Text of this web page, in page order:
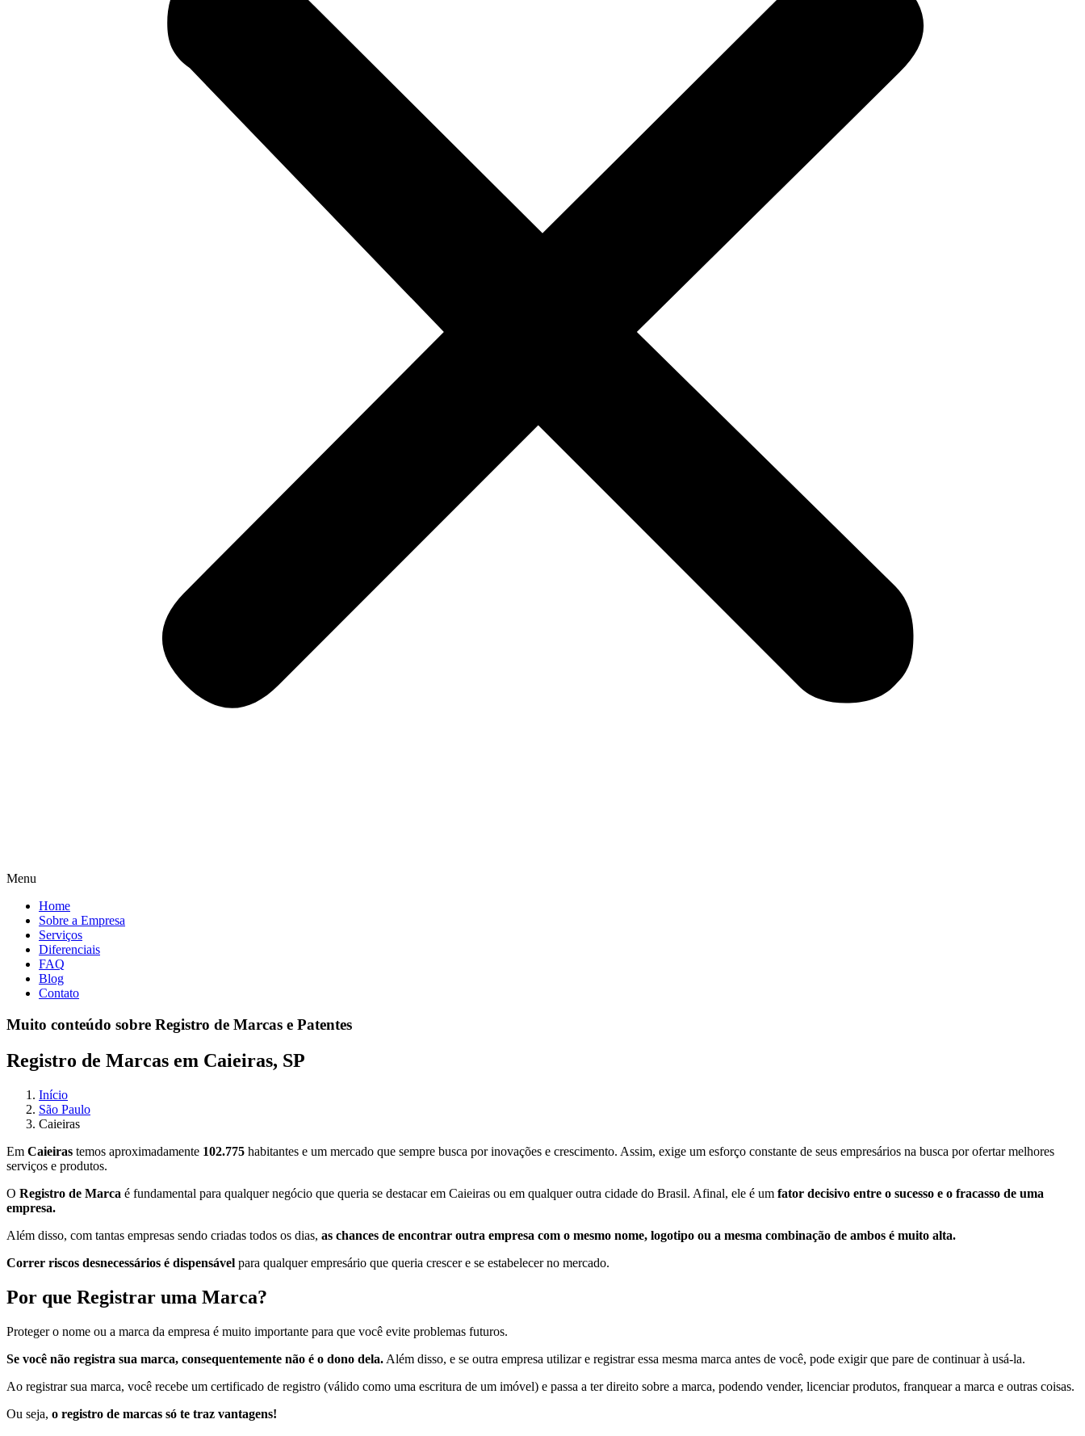
Menu
Home
Sobre a Empresa
Serviços
Diferenciais
FAQ
Blog
Contato
Muito conteúdo sobre Registro de Marcas e Patentes
Registro de Marcas em Caieiras, SP
Início
São Paulo
Caieiras
Em Caieiras temos aproximadamente 102.775 habitantes e um mercado que sempre busca por inovações e crescimento. Assim, exige um esforço constante de seus empresários na busca por ofertar melhores
serviços e produtos.
O Registro de Marca é fundamental para qualquer negócio que queria se destacar em Caieiras ou em qualquer outra cidade do Brasil. Afinal, ele é um fator decisivo entre o sucesso e o fracasso de uma
empresa.
Além disso, com tantas empresas sendo criadas todos os dias, as chances de encontrar outra empresa com o mesmo nome, logotipo ou a mesma combinação de ambos é muito alta.
Correr riscos desnecessários é dispensável para qualquer empresário que queria crescer e se estabelecer no mercado.
Por que Registrar uma Marca?
Proteger o nome ou a marca da empresa é muito importante para que você evite problemas futuros.
Se você não registra sua marca, consequentemente não é o dono dela. Além disso, e se outra empresa utilizar e registrar essa mesma marca antes de você, pode exigir que pare de continuar à usá-la.
Ao registrar sua marca, você recebe um certificado de registro (válido como uma escritura de um imóvel) e passa a ter direito sobre a marca, podendo vender, licenciar produtos, franquear a marca e outras coisas.
Ou seja, o registro de marcas só te traz vantagens!